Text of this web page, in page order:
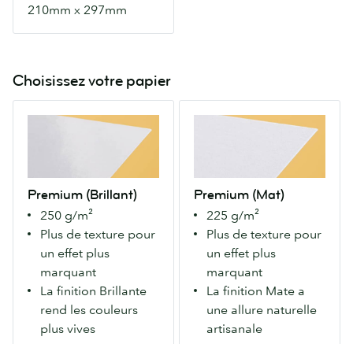
210mm x 297mm
Choisissez votre papier
Premium (Brillant)
250 g/m²
Plus de texture pour
un effet plus
marquant
La finition Brillante
rend les couleurs
plus vives
avec
finition
Brillante
recto
verso.
Fait
ressortir
Premium (Mat)
225 g/m²
Plus de texture pour
un effet plus
marquant
La finition Mate a
une allure naturelle
artisanale
avec
finition
Mate
recto
verso.
Pour
couleurs